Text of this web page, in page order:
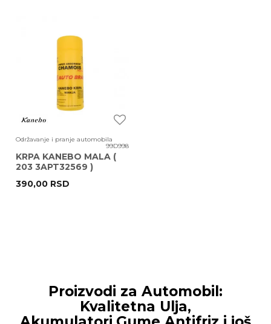
Održavanje i pranje automobila
99D998
KRPA KANEBO MALA (
203 3APT32569 )
390,00 RSD
Proizvodi za Automobil:
Kvalitetna Ulja,